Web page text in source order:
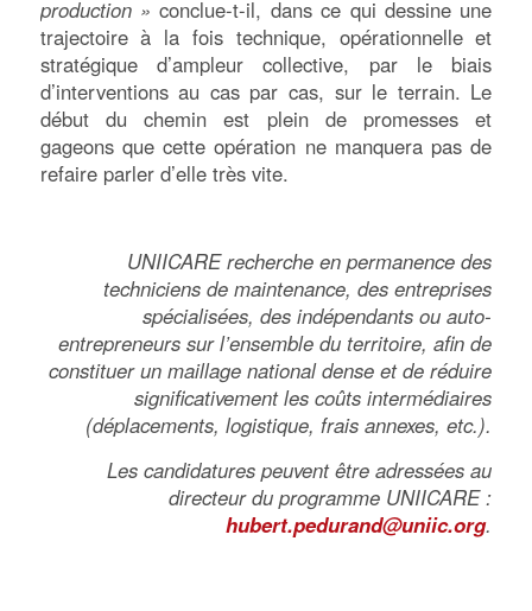
production » conclue-t-il, dans ce qui dessine une
trajectoire à la fois technique, opérationnelle et
stratégique d’ampleur collective, par le biais
d’interventions au cas par cas, sur le terrain. Le
début du chemin est plein de promesses et
gageons que cette opération ne manquera pas de
refaire parler d’elle très vite.
UNIICARE recherche en permanence des
techniciens de maintenance, des entreprises
spécialisées, des indépendants ou auto-
entrepreneurs sur l’ensemble du territoire, afin de
constituer un maillage national dense et de réduire
significativement les coûts intermédiaires
(déplacements, logistique, frais annexes, etc.).
Les candidatures peuvent être adressées au
directeur du programme UNIICARE :
hubert.pedurand@uniic.org.